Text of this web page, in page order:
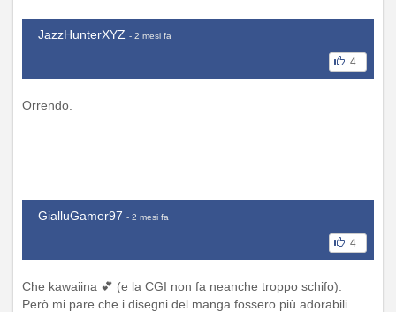
JazzHunterXYZ - 2 mesi fa
4
Orrendo.
GialluGamer97 - 2 mesi fa
4
Che kawaiina 💕 (e la CGI non fa neanche troppo schifo).
Però mi pare che i disegni del manga fossero più adorabili.